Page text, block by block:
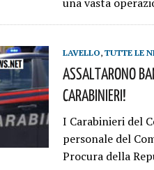
LAVELLO, TUTTE LE
Assaltarono
Carabinieri!
I Carabinieri del
personale del
Procura della